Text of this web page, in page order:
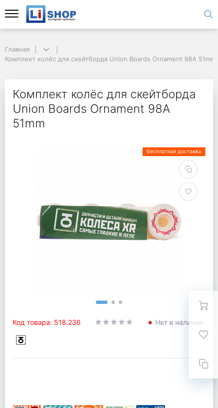
Главная
Комплект колёс для скейтборда Union Boards Ornament 98A 51mm
Комплект колёс для скейтборда
Union Boards Ornament 98A
51mm
Бесплатная доставка
Код товара: 518.236 Нет в наличии